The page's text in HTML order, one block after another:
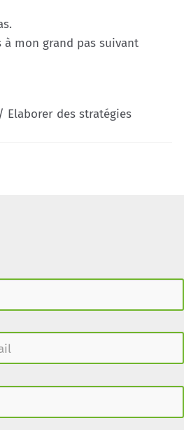
à mon grand pas suivant
Elaborer des stratégies